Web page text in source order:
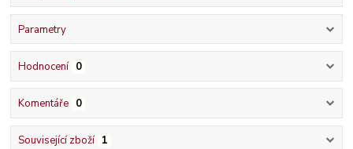
Parametry
Hodnocení 0
Komentáře 0
Související zboží 1